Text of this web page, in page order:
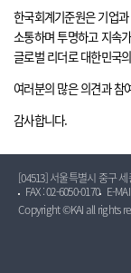
한국회계기준원은 기업
소통하며 투명하고 지속
글로벌 리더로 대한민국
여러분의 많은 의견과 참
감사합니다.
[04513] 서울특별시 중구
FAX : 02-6050-0170
E-
Copyright ©KAI all rights